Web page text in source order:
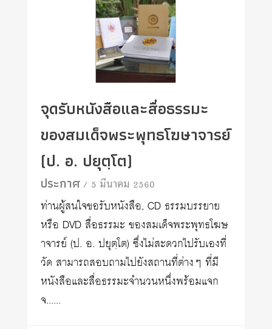
จุดรับหนังสือและสื่อธรรมะ
ของสมเด็จพระพุทธโฆษาจารย์
(ป. อ. ปยุตฺโต)
ประกาศ/ 5 มีนาคม 2560
ท่านผู้สนใจขอรับหนังสือ, CD ธรรมบรรยาย
หรือ DVD สื่อธรรมะ ของสมเด็จพระพุทธโฆษ
าจารย์ (ป. อ. ปยุตฺโต) ซึ่งไม่สะดวกไปรับเองที่
วัด สามารถสอบถามไปยังสถานที่ต่างๆ ที่มี
หนังสือและสื่อธรรมะจำนวนหนึ่งพร้อมแจก
จ......